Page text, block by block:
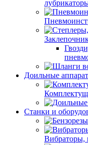
Доильные
Станки и
Вибраторы,